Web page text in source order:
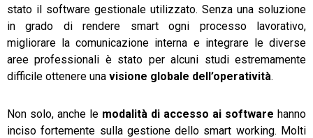
stato il software gestionale utilizzato. Senza una soluzione
in grado di rendere smart ogni processo lavorativo,
migliorare la comunicazione interna e integrare le diverse
aree professionali è stato per alcuni studi estremamente
difficile ottenere una visione globale dell’operatività.
Non solo, anche le modalità di accesso ai software hanno
inciso fortemente sulla gestione dello smart working. Molti